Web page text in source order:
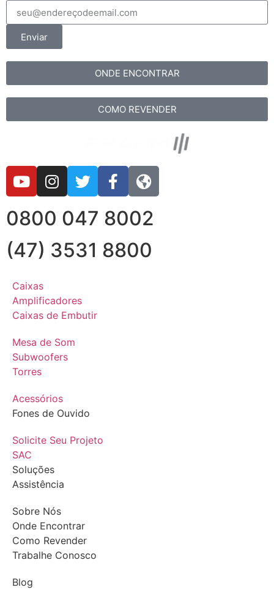
Enviar
ONDE ENCONTRAR
COMO REVENDER
0800 047 8002
(47) 3531 8800
Caixas
Amplificadores
Caixas de Embutir
Mesa de Som
Subwoofers
Torres
Acessórios
Fones de Ouvido
Solicite Seu Projeto
SAC
Soluções
Assistência
Sobre Nós
Onde Encontrar
Como Revender
Trabalhe Conosco
Blog